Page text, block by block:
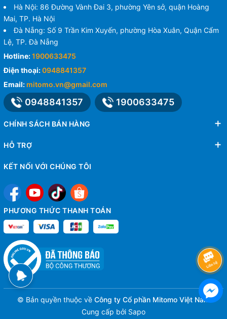
Hà Nội: 86 Đường Vành Đai 3, phường Yên sở, quận Hoàng
Mai, TP. Hà Nội
Đà Nẵng: Số 9 Trần Kim Xuyến, phường Hòa Xuân, Quận Cẩm
Lệ, TP. Đà Nẵng
Hotline:1900633475
Điện thoại:0948841357
Email: mitomo.vn@gmail.com
0948841357 1900633475
CHÍNH SÁCH BÁN HÀNG
HỖ TRỢ
KẾT NỐI VỚI CHÚNG TÔI
PHƯƠNG THỨC THANH TOÁN
© Bản quyền thuộc về Công ty Cổ phần Mitomo Việt Nam
Cung cấp bởi Sapo